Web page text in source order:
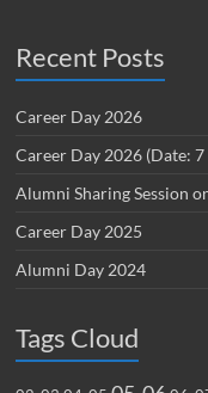
Recent Posts
Career Day 2026
Career Day 2026 (Date:
Alumni Sharing Session
Career Day 2025
Alumni Day 2024
Tags Cloud